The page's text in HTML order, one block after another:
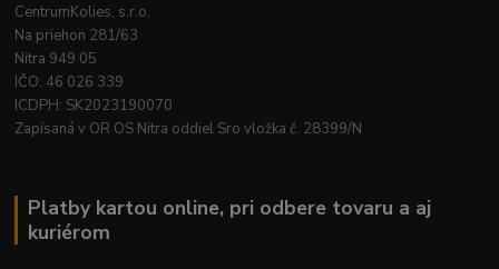
CentrumKolies, s.r.o.
Na priehon 281/63
Nitra 949 05
IČO: 46 026 339
ICDPH: SK2023190070
Zapísaná v OR OS Nitra oddiel Sro vložka č. 28399/N
Platby kartou online, pri odbere tovaru a aj
kuriérom